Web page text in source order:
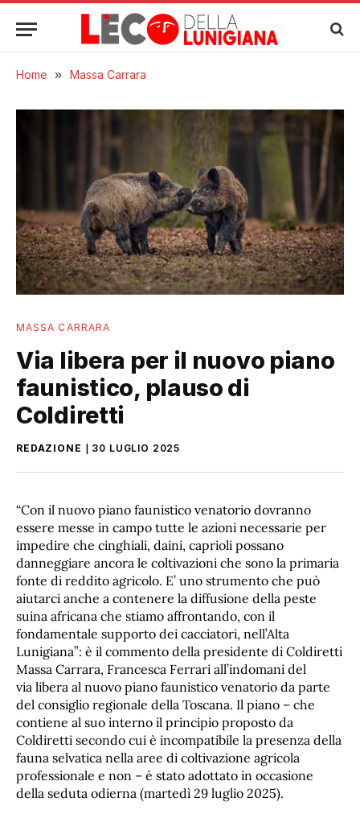
Home » Massa Carrara
MASSA CARRARA
Via libera per il nuovo piano
faunistico, plauso di
Coldiretti
REDAZIONE 30 LUGLIO 2025
“Con il nuovo piano faunistico venatorio dovranno
essere messe in campo tutte le azioni necessarie per
impedire che cinghiali, daini, caprioli possano
danneggiare ancora le coltivazioni che sono la primaria
fonte di reddito agricolo. E’ uno strumento che può
aiutarci anche a contenere la diffusione della peste
suina africana che stiamo affrontando, con il
fondamentale supporto dei cacciatori, nell’Alta
Lunigiana”: è il commento della presidente di Coldiretti
Massa Carrara, Francesca Ferrari all’indomani del
via libera al nuovo piano faunistico venatorio da parte
del consiglio regionale della Toscana. Il piano – che
contiene al suo interno il principio proposto da
Coldiretti secondo cui è incompatibile la presenza della
fauna selvatica nella aree di coltivazione agricola
professionale e non – è stato adottato in occasione
della seduta odierna (martedì 29 luglio 2025).